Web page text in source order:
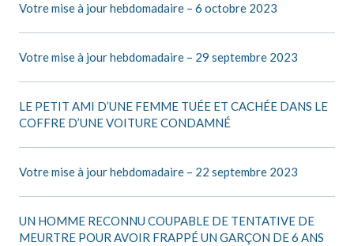
Votre mise à jour hebdomadaire – 6 octobre 2023
Votre mise à jour hebdomadaire – 29 septembre 2023
LE PETIT AMI D’UNE FEMME TUÉE ET CACHÉE DANS LE
COFFRE D’UNE VOITURE CONDAMNÉ
Votre mise à jour hebdomadaire – 22 septembre 2023
UN HOMME RECONNU COUPABLE DE TENTATIVE DE
MEURTRE POUR AVOIR FRAPPÉ UN GARÇON DE 6 ANS